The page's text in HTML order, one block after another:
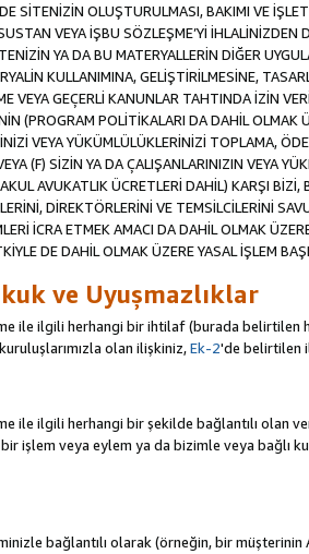
SİTENİZİN OLUŞTURULMASI, BAKIMI VE
VEYA İŞBU SÖZLEŞME’Yİ
YA DA BU MATERYALLERİN DİĞER
KULLANIMINA, GELİŞTİRİLMESİNE,
VEYA GEÇERLİ KANUNLAR TAHTINDA İZİN
(PROGRAM POLİTİKALARI DA DAHİL OLMAK
VEYA YÜKÜMLÜLÜKLERİNİZİ TOPLAMA,
(F) SİZİN YA DA ÇALIŞANLARINIZIN VEYA
AVUKATLIK ÜCRETLERİ DAHİL) KARŞI
DİREKTÖRLERİNİ VE TEMSİLCİLERİNİ
İCRA ETMEK AMACI DA DAHİL OLMAK
DE DAHİL OLMAK ÜZERE YASAL İŞLEM
ve Uyuşmazlıklar
ile ilgili herhangi bir ihtilaf (burada
olan ilişkiniz,Ek-2'de belirtilen
ile ilgili herhangi bir şekilde bağlantılı
işlem veya eylem ya da bizimle veya bağlı
bağlantılı olarak (örneğin, bir